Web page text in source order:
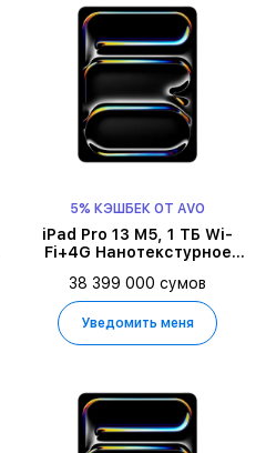
5% КЭШБЕК ОТ AVO
iPad Pro 13 M5, 1 ТБ Wi-
Fi+4G Нанотекстурное
Серебристый
38 399 000 сумов
Уведомить меня